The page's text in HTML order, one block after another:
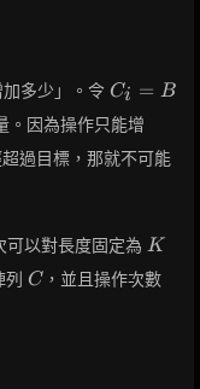
多少」。令 C_i=B_i-
A_i
Ci = B
。因為操作只能增
過目標，那就不可能
可以對長度固定為 K
K
列 C
C ，並且操作次數